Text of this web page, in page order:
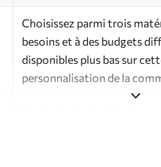
Choisissez parmi trois
besoins et à des budgets
disponibles plus bas sur
personnalisation de la